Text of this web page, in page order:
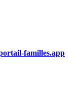
familles.app